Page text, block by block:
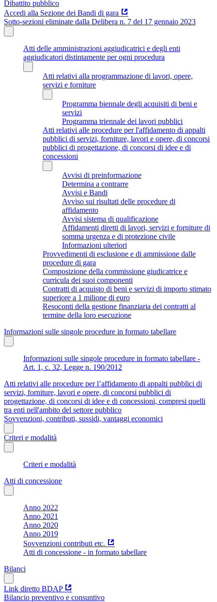
Dibattito pubblico
Accedi alla Sezione dei Bandi di gara
Sotto-sezioni eliminate dalla Delibera n. 7 del 17 gennaio 2023
Atti delle amministrazioni aggiudicatrici e degli enti
aggiudicatori distintamente per ogni procedura
Atti relativi alla programmazione di lavori, opere,
servizi e forniture
Programma biennale degli acquisiti di beni e
servizi
Programma triennale dei lavori pubblici
Atti relativi alle procedure per l'affidamento di appalti
pubblici di servizi, forniture, lavori e opere, di concorsi
pubblici di progettazione, di concorsi di idee e di
concessioni
Avvisi di preinformazione
Determina a contrarre
Avvisi e Bandi
Avviso sui risultati delle procedure di
affidamento
Avvisi sistema di qualificazione
Affidamenti diretti di lavori, servizi e forniture di
somma urgenza e di protezione civile
Informazioni ulteriori
Provvedimenti di esclusione e di ammissione dalle
procedure di gara
Composizione della commissione giudicatrice e
curricula dei suoi componenti
Contratti di acquisto di beni e servizi di importo stimato
superiore a 1 milione di euro
Resoconti della gestione finanziaria dei contratti al
termine della loro esecuzione
Informazioni sulle singole procedure in formato tabellare
Informazioni sulle singole procedure in formato tabellare -
Art. 1, c. 32, Legge n. 190/2012
Atti relativi alle procedure per l’affidamento di appalti pubblici di
servizi, forniture, lavori e opere, di concorsi pubblici di
progettazione, di concorsi di idee e di concessioni, compresi quelli
tra enti nell'ambito del settore pubblico
Sovvenzioni, contributi, sussidi, vantaggi economici
Criteri e modalità
Criteri e modalità
Atti di concessione
Anno 2022
Anno 2021
Anno 2020
Anno 2019
Sovvenzioni contributi etc.
Atti di concessione - in formato tabellare
Bilanci
Link diretto BDAP
Bilancio preventivo e consuntivo